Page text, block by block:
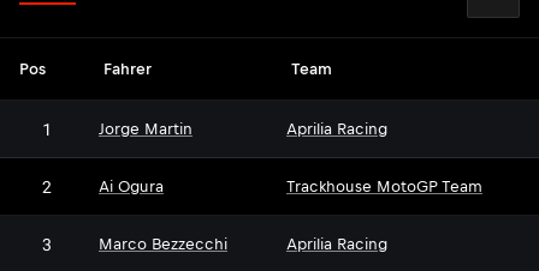
Pos Fahrer Team
1 Jorge Martin Aprilia Racing
2 Ai Ogura Trackhouse MotoGP Team
3 Marco Bezzecchi Aprilia Racing